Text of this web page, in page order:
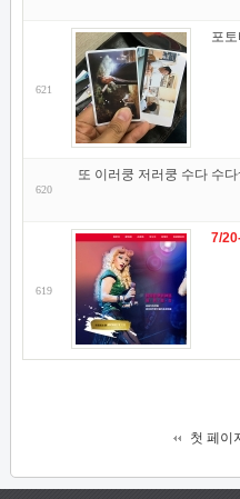
621
포
620
또 이러쿵 저러쿵 수다 수
619
7/
첫 페이